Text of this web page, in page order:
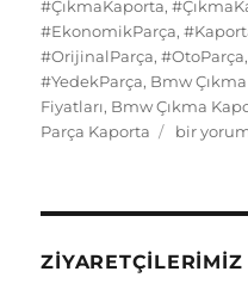
o
k
n
t
a
#ÇıkmaKaporta,
#EkonomikParça,
#OrijinalParça,#OtoParça
#YedekParça, Bmw
Fiyatları, Bmw Çıkma
Parça Kaporta
Bmw
için
bir
ZIYARETÇILERIMIZ